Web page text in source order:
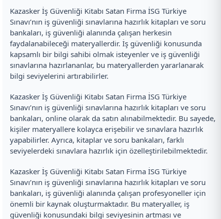
Kazasker İş Güvenliği Kitabı Satan Firma İSG Türkiye
Sınavı’nın iş güvenliği sınavlarına hazırlık kitapları ve soru
bankaları, iş güvenliği alanında çalışan herkesin
faydalanabileceği materyallerdir. İş güvenliği konusunda
kapsamlı bir bilgi sahibi olmak isteyenler ve iş güvenliği
sınavlarına hazırlananlar, bu materyallerden yararlanarak
bilgi seviyelerini artırabilirler.
Kazasker İş Güvenliği Kitabı Satan Firma İSG Türkiye
Sınavı’nın iş güvenliği sınavlarına hazırlık kitapları ve soru
bankaları, online olarak da satın alınabilmektedir. Bu sayede,
kişiler materyallere kolayca erişebilir ve sınavlara hazırlık
yapabilirler. Ayrıca, kitaplar ve soru bankaları, farklı
seviyelerdeki sınavlara hazırlık için özelleştirilebilmektedir.
Kazasker İş Güvenliği Kitabı Satan Firma İSG Türkiye
Sınavı’nın iş güvenliği sınavlarına hazırlık kitapları ve soru
bankaları, iş güvenliği alanında çalışan profesyoneller için
önemli bir kaynak oluşturmaktadır. Bu materyaller, iş
güvenliği konusundaki bilgi seviyesinin artması ve